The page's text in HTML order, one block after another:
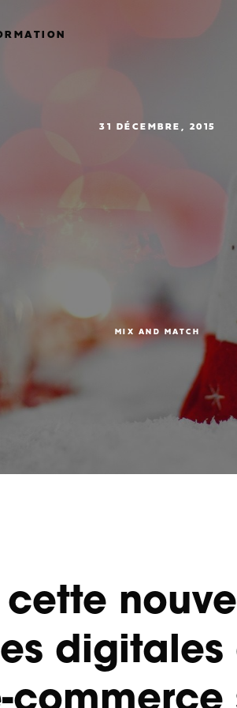
31 DÉCEMBRE, 2015
et
pourMIX AND MATCH
digitales